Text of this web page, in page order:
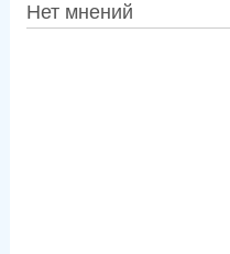
Нет мнений